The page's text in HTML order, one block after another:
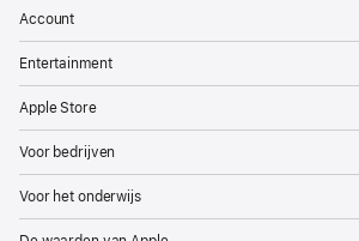
Account
Entertainment
Apple Store
Voor bedrijven
Voor het onderwijs